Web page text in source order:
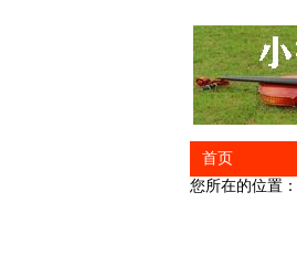
首页
您所在的位置：